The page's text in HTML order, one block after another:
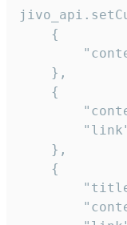
    {
    },
    {
    },
    {